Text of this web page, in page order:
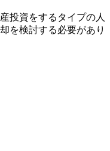
投資をするタイプの人
を検討する必要があり